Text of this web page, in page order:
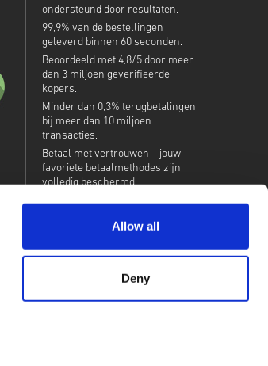
Allow all
Deny
ondersteund door resultaten.
99,9% van de bestellingen
geleverd binnen 60 seconden.
Beoordeeld met 4,8/5 door meer
dan 3 miljoen geverifieerde
kopers.
Minder dan 0,3% terugbetalingen
bij meer dan 10 miljoen
transacties.
Betaal met vertrouwen – jouw
favoriete betaalmethodes zijn
volledig beschermd.